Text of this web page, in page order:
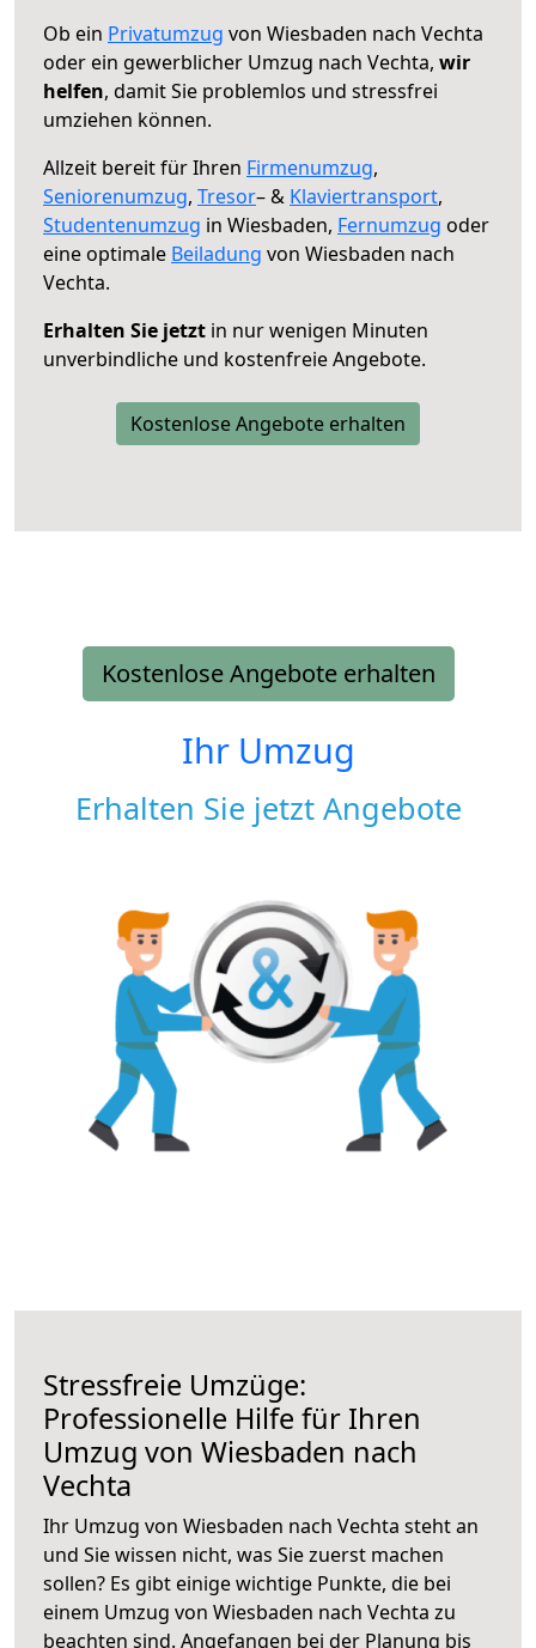
Ob ein Privatumzug von Wiesbaden nach Vechta
oder ein gewerblicher Umzug nach Vechta, wir
helfen, damit Sie problemlos und stressfrei
umziehen können.
Allzeit bereit für Ihren Firmenumzug,
Seniorenumzug, Tresor– & Klaviertransport,
Studentenumzug in Wiesbaden, Fernumzug oder
eine optimale Beiladung von Wiesbaden nach
Vechta.
Erhalten Sie jetzt in nur wenigen Minuten
unverbindliche und kostenfreie Angebote.
Kostenlose Angebote erhalten
Kostenlose Angebote erhalten
Ihr Umzug
Erhalten Sie jetzt Angebote
Stressfreie Umzüge:
Professionelle Hilfe für Ihren
Umzug von Wiesbaden nach
Vechta
Ihr Umzug von Wiesbaden nach Vechta steht an
und Sie wissen nicht, was Sie zuerst machen
sollen? Es gibt einige wichtige Punkte, die bei
einem Umzug von Wiesbaden nach Vechta zu
beachten sind. Angefangen bei der Planung bis